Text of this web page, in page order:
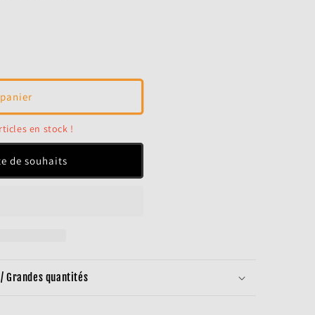
en stock !
de souhaits
Grandes quantités